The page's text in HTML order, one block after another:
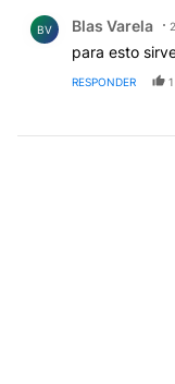
BV Blas Varela
para esto
RESPONDER 1